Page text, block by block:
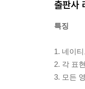
출판사
특징
1. 네이
2. 각 표
3. 모든